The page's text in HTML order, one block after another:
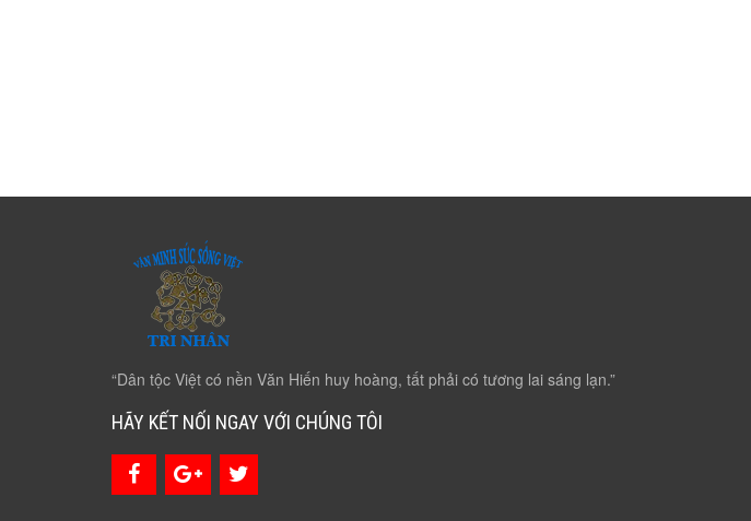
“Dân tộc Việt có nền Văn Hiến huy hoàng, tất phải có tương lai sáng lạn.”
HÃY KẾT NỐI NGAY VỚI CHÚNG TÔI